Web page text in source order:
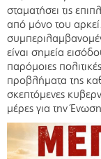
σταματήσει τις
από μόνο του
είναι σημεία
παρόμοιες
προβλήματα της
σκεπτόμενες
μέρες για την